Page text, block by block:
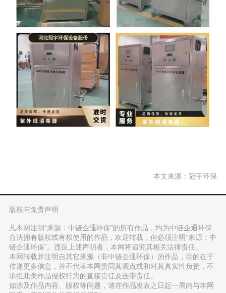
本文来源：冠宇环保
版权与免责声明
凡本网注明“来源：中链企通环保”的所有作品，均为中链企通环保
合法拥有版权或有权使用的作品，欢迎转载，但必须注明“来源：中
链企通环保”。违反上述声明者，本网将追究其相关法律责任。
本网转载并注明自其它来源（非中链企通环保）的作品，目的在于
传递更多信息，并不代表本网赞同其观点或和对其真实性负责，不
承担此类作品侵权行为的直接责任及连带责任。
如涉及作品内容、版权等问题，请在作品发表之日起一周内与本网